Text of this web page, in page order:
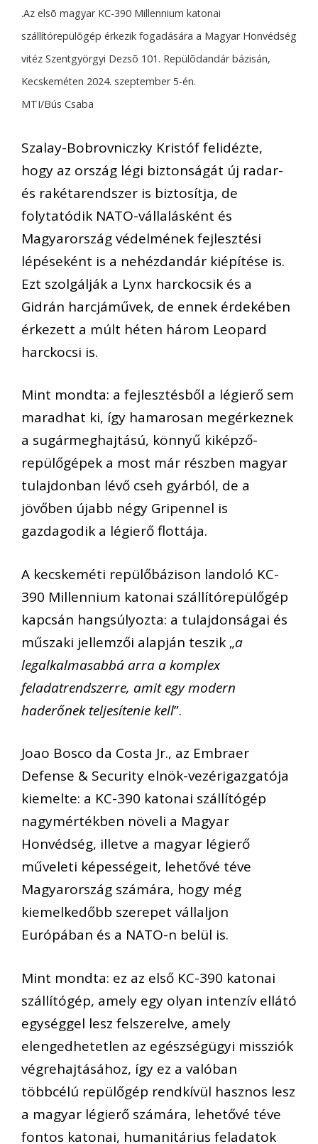
.Az elsõ magyar KC-390 Millennium katonai
szállítórepülõgép érkezik fogadására a Magyar Honvédség
vitéz Szentgyörgyi Dezsõ 101. Repülõdandár bázisán,
Kecskeméten 2024. szeptember 5-én.
MTI/Bús Csaba
Szalay-Bobrovniczky Kristóf felidézte,
hogy az ország légi biztonságát új radar-
és rakétarendszer is biztosítja, de
folytatódik NATO-vállalásként és
Magyarország védelmének fejlesztési
lépéseként is a nehézdandár kiépítése is.
Ezt szolgálják a Lynx harckocsik és a
Gidrán harcjáművek, de ennek érdekében
érkezett a múlt héten három Leopard
harckocsi is.
Mint mondta: a fejlesztésből a légierő sem
maradhat ki, így hamarosan megérkeznek
a sugármeghajtású, könnyű kiképző-
repülőgépek a most már részben magyar
tulajdonban lévő cseh gyárból, de a
jövőben újabb négy Gripennel is
gazdagodik a légierő flottája.
A kecskeméti repülőbázison landoló KC-
390 Millennium katonai szállítórepülőgép
kapcsán hangsúlyozta: a tulajdonságai és
műszaki jellemzői alapján teszik „a
legalkalmasabbá arra a komplex
feladatrendszerre, amit egy modern
haderőnek teljesítenie kell”.
Joao Bosco da Costa Jr., az Embraer
Defense & Security elnök-vezérigazgatója
kiemelte: a KC-390 katonai szállítógép
nagymértékben növeli a Magyar
Honvédség, illetve a magyar légierő
műveleti képességeit, lehetővé téve
Magyarország számára, hogy még
kiemelkedőbb szerepet vállaljon
Európában és a NATO-n belül is.
Mint mondta: ez az első KC-390 katonai
szállítógép, amely egy olyan intenzív ellátó
egységgel lesz felszerelve, amely
elengedhetetlen az egészségügyi missziók
végrehajtásához, így ez a valóban
többcélú repülőgép rendkívül hasznos lesz
a magyar légierő számára, lehetővé téve
fontos katonai, humanitárius feladatok